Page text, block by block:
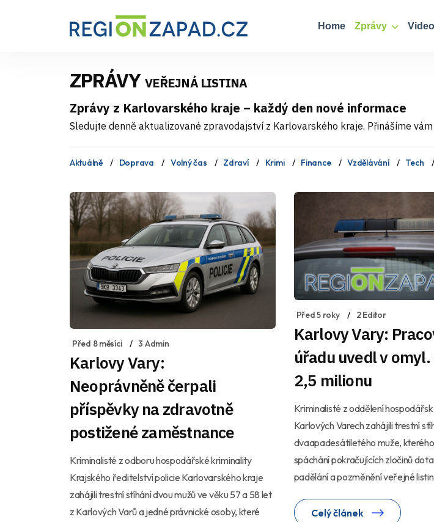
Home Zprávy Video
ZPRÁVYVEŘEJNÁ LISTINA
Zprávy z Karlovarského kraje – každý den nové informace
Sledujte denně aktualizované zpravodajství z Karlovarského kraje. Přinášíme
Aktuálně Doprava Volný čas Zdraví Krimi Finance Vzdělávání Tech
Před 8 měsíci 3 Admin
Karlovy Vary:
Neoprávněně čerpali
příspěvky na zdravotně
postižené zaměstnance
Kriminalisté z odboru hospodářské kriminality
Krajského ředitelství policie Karlovarského kraje
zahájili trestní stíhání dvou mužů ve věku 57 a 58 let
z Karlových Varů a jedné právnické osoby, které
Před 5 roky 2 Editor
Karlovy Vary:
úřadu uvedl v omyl.
2,5 milionu
Kriminalisté z oddělení
Karlových Varech zahájili trestní
dvaapadesátiletého muže,
spáchání pokračujících zločinů
padělání a pozměnění veřejné
Celý článek